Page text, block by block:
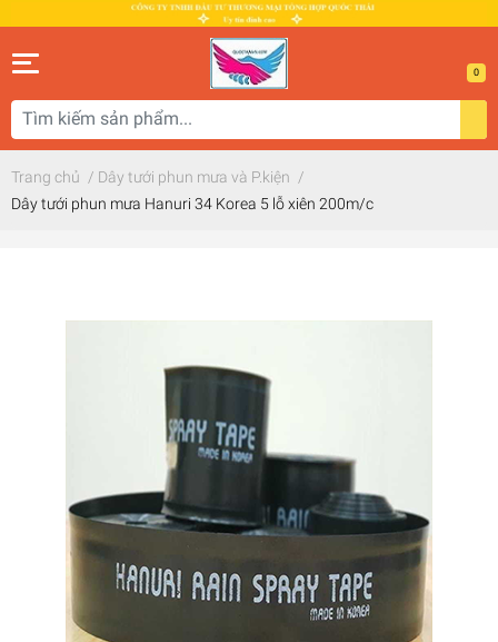
0
Trang chủ / Dây tưới phun mưa và P.kiện /
Dây tưới phun mưa Hanuri 34 Korea 5 lỗ xiên 200m/c